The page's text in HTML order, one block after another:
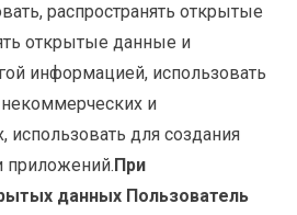
распространять открытые
открытые данные и
информацией, использовать
и
использовать для создания
При
данных Пользователь